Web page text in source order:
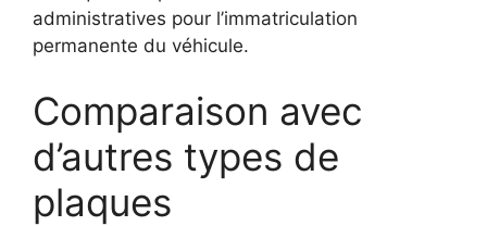
administratives pour l’immatriculation
permanente du véhicule.
Comparaison avec
d’autres types de
plaques